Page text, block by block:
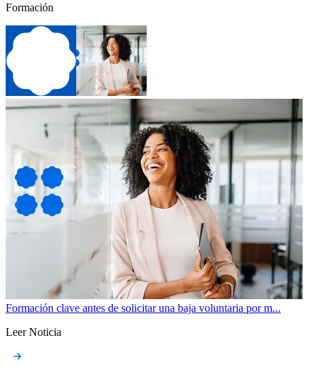
Formación
Formación clave antes de solicitar una baja voluntaria por m...
Leer Noticia